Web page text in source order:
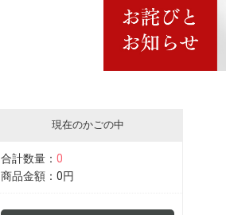
現在のかごの中
合計数量： 0
商品金額： 0円